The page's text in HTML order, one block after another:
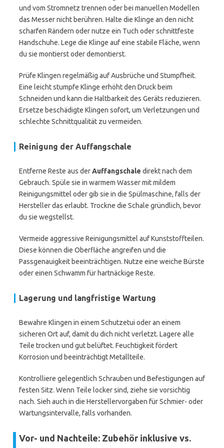
und vom Stromnetz trennen oder bei manuellen Modellen
das Messer nicht berühren. Halte die Klinge an den nicht
scharfen Rändern oder nutze ein Tuch oder schnittfeste
Handschuhe. Lege die Klinge auf eine stabile Fläche, wenn
du sie montierst oder demontierst.
Prüfe Klingen regelmäßig auf Ausbrüche und Stumpfheit.
Eine leicht stumpfe Klinge erhöht den Druck beim
Schneiden und kann die Haltbarkeit des Geräts reduzieren.
Ersetze beschädigte Klingen sofort, um Verletzungen und
schlechte Schnittqualität zu vermeiden.
Reinigung der Auffangschale
Entferne Reste aus derAuffangschale direkt nach dem
Gebrauch. Spüle sie in warmem Wasser mit mildem
Reinigungsmittel oder gib sie in die Spülmaschine, falls der
Hersteller das erlaubt. Trockne die Schale gründlich, bevor
du sie wegstellst.
Vermeide aggressive Reinigungsmittel auf Kunststoffteilen.
Diese können die Oberfläche angreifen und die
Passgenauigkeit beeinträchtigen. Nutze eine weiche Bürste
oder einen Schwamm für hartnäckige Reste.
Lagerung und langfristige Wartung
Bewahre Klingen in einem Schutzetui oder an einem
sicheren Ort auf, damit du dich nicht verletzt. Lagere alle
Teile trocken und gut belüftet. Feuchtigkeit fördert
Korrosion und beeinträchtigt Metallteile.
Kontrolliere gelegentlich Schrauben und Befestigungen auf
festen Sitz. Wenn Teile locker sind, ziehe sie vorsichtig
nach. Sieh auch in die Herstellervorgaben für Schmier- oder
Wartungsintervalle, falls vorhanden.
Vor- und Nachteile: Zubehör inklusive vs.